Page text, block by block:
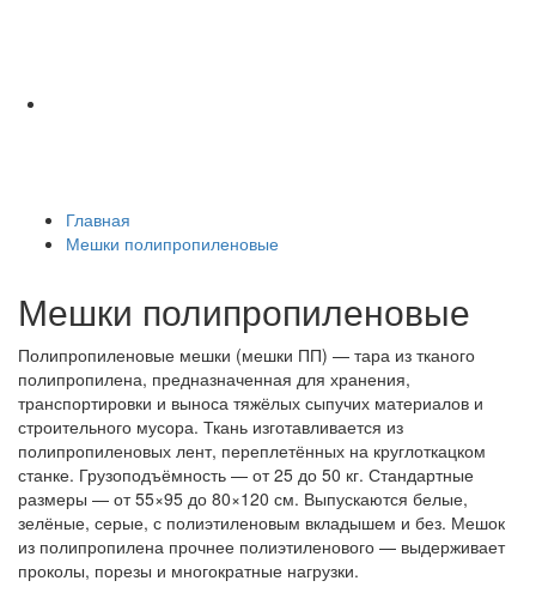
Главная
Мешки полипропиленовые
Мешки полипропиленовые
Полипропиленовые мешки (мешки ПП) — тара из тканого
полипропилена, предназначенная для хранения,
транспортировки и выноса тяжёлых сыпучих материалов и
строительного мусора. Ткань изготавливается из
полипропиленовых лент, переплетённых на круглоткацком
станке. Грузоподъёмность — от 25 до 50 кг. Стандартные
размеры — от 55×95 до 80×120 см. Выпускаются белые,
зелёные, серые, с полиэтиленовым вкладышем и без. Мешок
из полипропилена прочнее полиэтиленового — выдерживает
проколы, порезы и многократные нагрузки.